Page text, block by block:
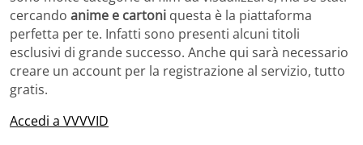
cercando anime e cartoni questa è la piattaforma
perfetta per te. Infatti sono presenti alcuni titoli
esclusivi di grande successo. Anche qui sarà necessario
creare un account per la registrazione al servizio, tutto
gratis.
Accedi a VVVVID